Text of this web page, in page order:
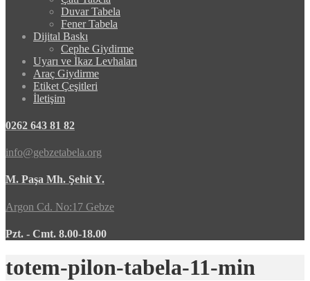
Duvar Tabela
Fener Tabela
Dijital Baskı
Cephe Giydirme
Uyarı ve İkaz Levhaları
Araç Giydirme
Etiket Çeşitleri
İletişim
0262 643 81 82
info@gebzetabela.org
M. Paşa Mh. Şehit Y.
Argon Cd. No:17 Gebze
Pzt. - Cmt. 8.00-18.00
totem-pilon-tabela-11-min